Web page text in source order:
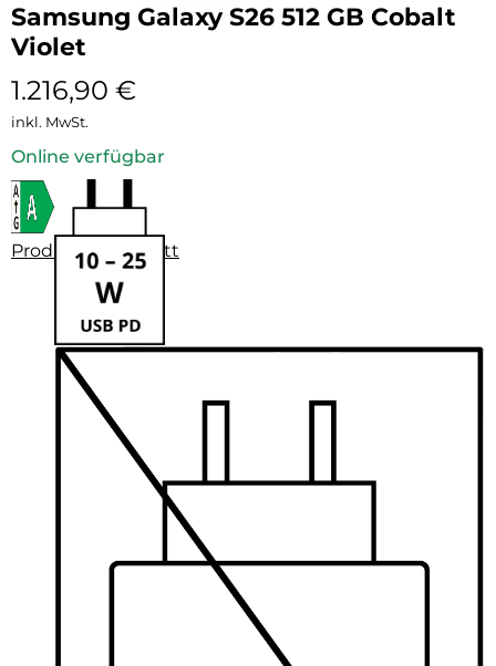
Samsung Galaxy S26 512 GB Cobalt
Violet
1.216,90 €
inkl. MwSt.
Online verfügbar
Produktdatenblatt